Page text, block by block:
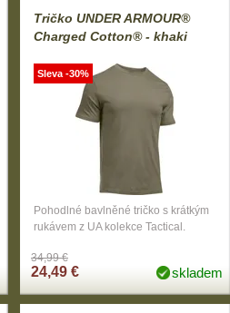
Tričko UNDER ARMOUR®
Charged Cotton® - khaki
Pohodlné bavlněné tričko s krátkým
rukávem z UA kolekce Tactical.
34,99 €
24,49 € skladem
Sleva -30%